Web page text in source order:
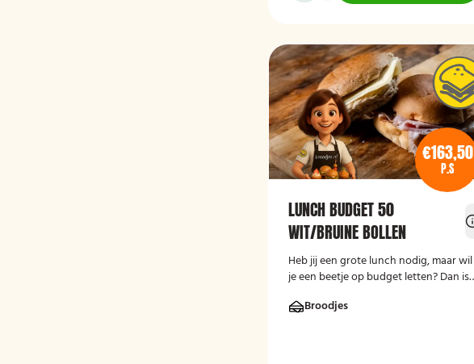
€163,50
P.S
LUNCH BUDGET 50
WIT/BRUINE BOLLEN
Heb jij een grote lunch nodig, maar wil
je een beetje op budget letten? Dan is
Broodjes